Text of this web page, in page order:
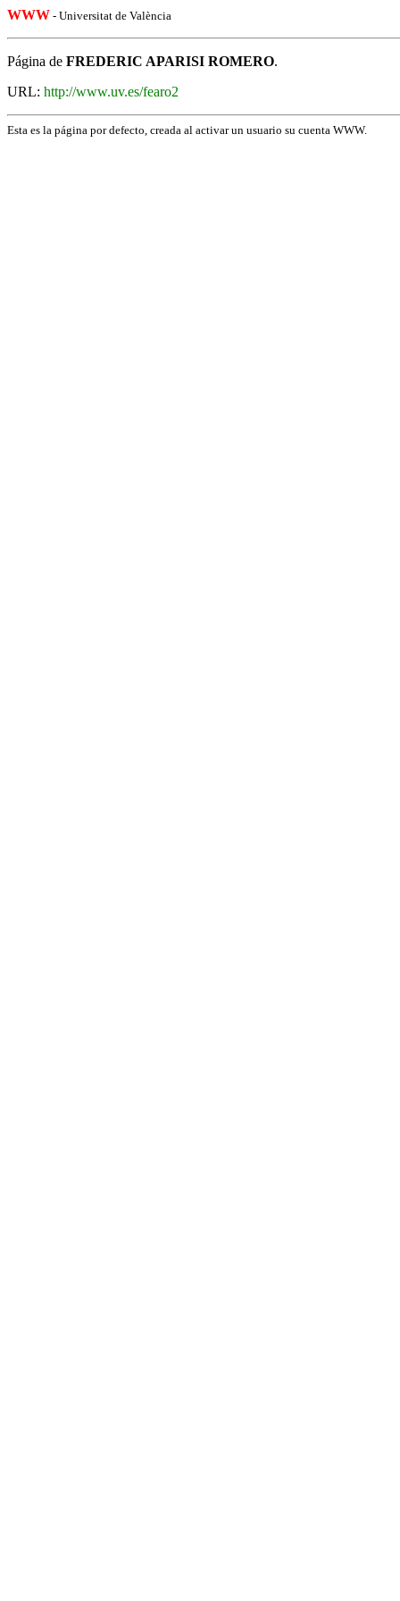
WWW - Universitat de València
Página de FREDERIC APARISI ROMERO.
URL: http://www.uv.es/fearo2
Esta es la página por defecto, creada al activar un usuario su cuenta WWW.